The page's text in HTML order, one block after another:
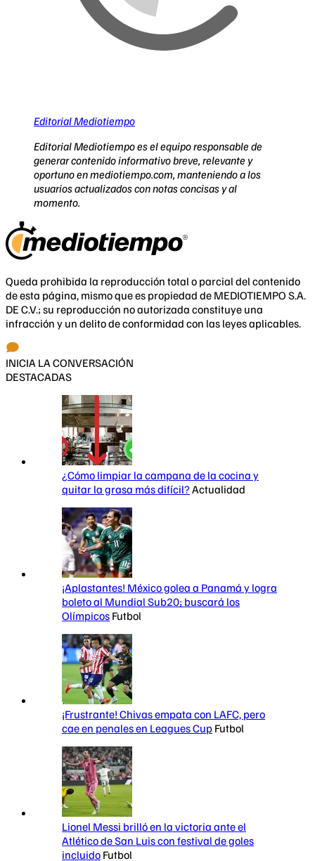
Editorial Mediotiempo
Editorial Mediotiempo es el equipo responsable de
generar contenido informativo breve, relevante y
oportuno en mediotiempo.com, manteniendo a los
usuarios actualizados con notas concisas y al
momento.
Queda prohibida la reproducción total o parcial del contenido
de esta página, mismo que es propiedad de MEDIOTIEMPO S.A.
DE C.V.; su reproducción no autorizada constituye una
infracción y un delito de conformidad con las leyes aplicables.
INICIA LA CONVERSACIÓN
DESTACADAS
¿Cómo limpiar la campana de la cocina y
quitar la grasa más difícil?Actualidad
¡Aplastantes! México golea a Panamá y logra
boleto al Mundial Sub20; buscará los
Olímpicos Futbol
¡Frustrante! Chivas empata con LAFC, pero
cae en penales en Leagues Cup Futbol
Lionel Messi brilló en la victoria ante el
Atlético de San Luis con festival de goles
incluido Futbol